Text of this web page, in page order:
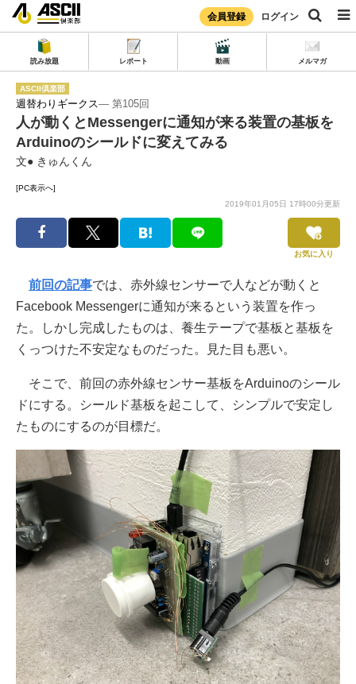
会員登録 ログイン
読み放題 レポート 動画 メルマガ
ASCII倶楽部
週替わりギークス― 第105回
人が動くとMessengerに通知が来る装置の基板を
Arduinoのシールドに変えてみる
文● きゅんくん
[PC表示へ]
2019年01月05日 17時00分更新
お気に入り
前回の記事では、赤外線センサーで人などが動くと
Facebook Messengerに通知が来るという装置を作っ
た。しかし完成したものは、養生テープで基板と基板を
くっつけた不安定なものだった。見た目も悪い。
そこで、前回の赤外線センサー基板をArduinoのシール
ドにする。シールド基板を起こして、シンプルで安定し
たものにするのが目標だ。